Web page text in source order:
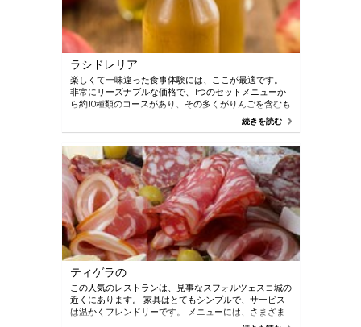
ラシドレリア
楽しくて一味違った食事体験には、ここが最適です。
非常にリーズナブルな価格で、1つのセットメニューか
ら約10種類のコースがあり、その多くがりんごを含むも
のを好きなだけ食べることができます。 それを洗い流
続きを読む
ティゲラの
この人気のレストランは、見事なスフォルツェスコ城の
近くにあります。 家具はとてもシンプルで、サービス
は温かくフレンドリーです。 メニューには、さまざま
な種類のコールドカットやチーズがあります。 ニョッ